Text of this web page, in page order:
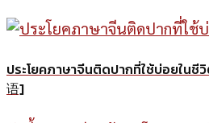
ประโยคภาษาจีนติดปากที่ใช้บ่อยในชี
语]